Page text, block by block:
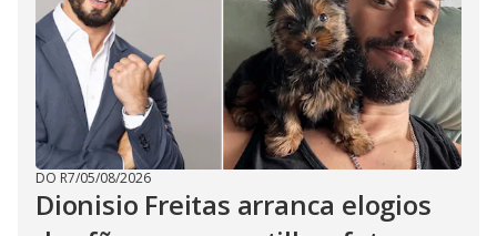
DO R7/05/08/2026
Dionisio Freitas arranca elogios